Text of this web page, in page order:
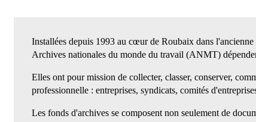
Installées depuis 1993 au cœur de Roubaix dans
Archives nationales du monde du travail (ANMT)
Elles ont pour mission de collecter, classer, conserver,
professionnelle : entreprises, syndicats, comités
Les fonds d'archives se composent non seulement de